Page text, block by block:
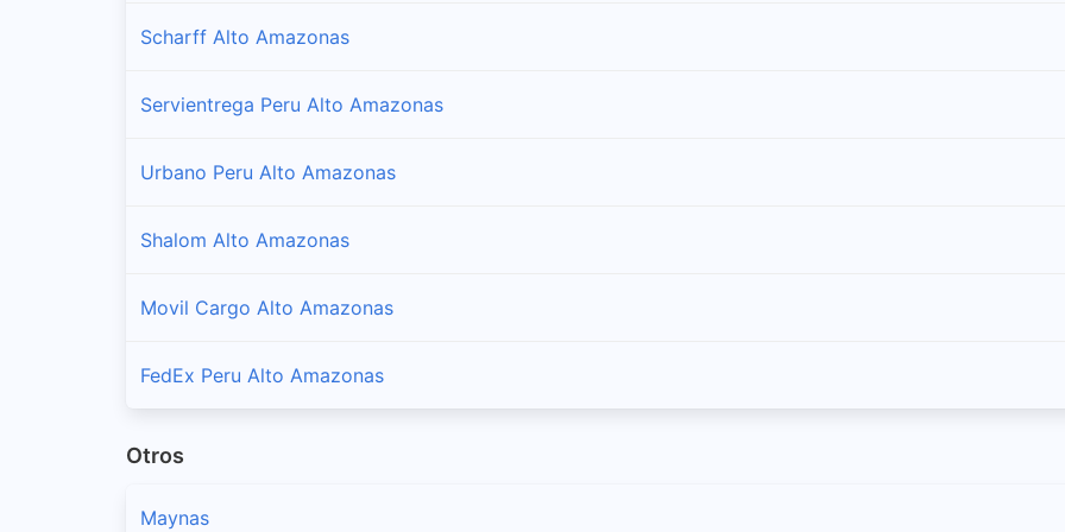
Scharff Alto Amazonas
Servientrega Peru Alto Amazonas
Urbano Peru Alto Amazonas
Shalom Alto Amazonas
Movil Cargo Alto Amazonas
FedEx Peru Alto Amazonas
Otros
Maynas